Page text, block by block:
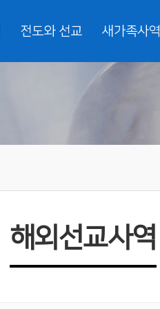
전도와 선교 새가족사역
해외선교사역